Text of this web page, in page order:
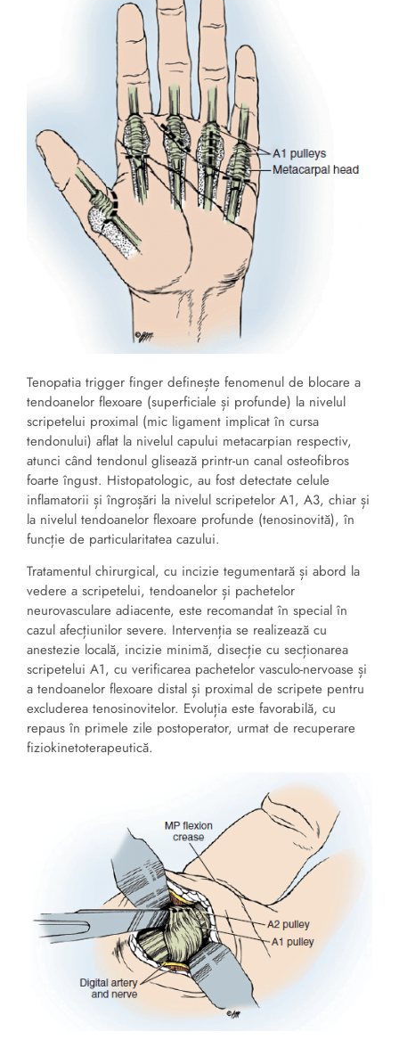
Tenopatia trigger finger definește fenomenul de blocare a
tendoanelor flexoare (superficiale și profunde) la nivelul
scripetelui proximal (mic ligament implicat în cursa
tendonului) aflat la nivelul capului metacarpian respectiv,
atunci când tendonul glisează printr-un canal osteofibros
foarte îngust. Histopatologic, au fost detectate celule
inflamatorii și îngroșări la nivelul scripetelor A1, A3, chiar și
la nivelul tendoanelor flexoare profunde (tenosinovită), în
funcție de particularitatea cazului.
Tratamentul chirurgical, cu incizie tegumentară și abord la
vedere a scripetelui, tendoanelor și pachetelor
neurovasculare adiacente, este recomandat în special în
cazul afecțiunilor severe. Intervenția se realizează cu
anestezie locală, incizie minimă, disecție cu secționarea
scripetelui A1, cu verificarea pachetelor vasculo-nervoase și
a tendoanelor flexoare distal și proximal de scripete pentru
excluderea tenosinovitelor. Evoluția este favorabilă, cu
repaus în primele zile postoperator, urmat de recuperare
fiziokinetoterapeutică.